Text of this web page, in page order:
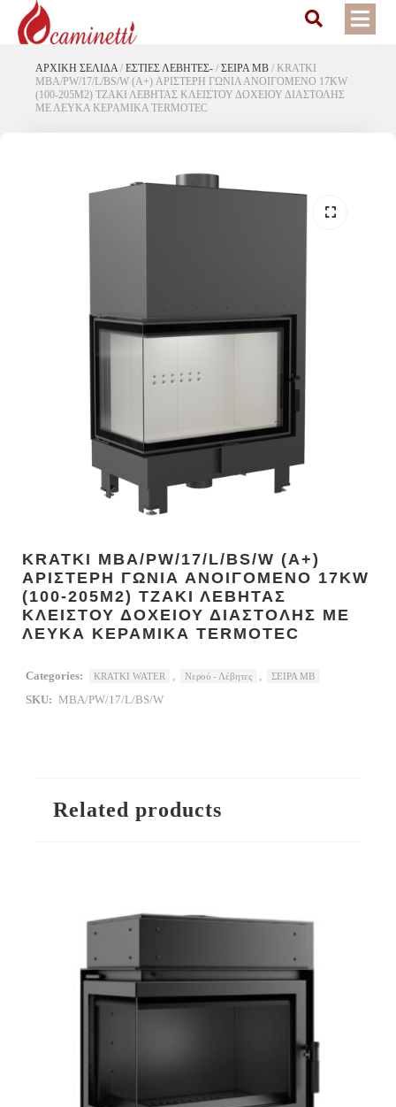
ΑΡΧΙΚΉ ΣΕΛΊΔΑ / ΕΣΤΙΕΣ ΛΕΒΗΤΕΣ- / ΣΕΙΡΑ MB / KRATKI
MBA/PW/17/L/BS/W (A+) ΑΡΙΣΤΕΡΗ ΓΩΝΙΑ ΑΝΟΙΓΟΜΕΝΟ 17KW
(100-205M2) ΤΖΑΚΙ ΛΕΒΗΤΑΣ ΚΛΕΙΣΤΟΥ ΔΟΧΕΙΟΥ ΔΙΑΣΤΟΛΗΣ
ΜΕ ΛΕΥΚΑ ΚΕΡΑΜΙΚΑ TERMOTEC
KRATKI MBA/PW/17/L/BS/W (A+)
ΑΡΙΣΤΕΡΗ ΓΩΝΙΑ ΑΝΟΙΓΟΜΕΝΟ 17KW
(100-205M2) ΤΖΑΚΙ ΛΕΒΗΤΑΣ
ΚΛΕΙΣΤΟΥ ΔΟΧΕΙΟΥ ΔΙΑΣΤΟΛΗΣ ΜΕ
ΛΕΥΚΑ ΚΕΡΑΜΙΚΑ TERMOTEC
Categories: KRATKI WATER , Νερού - Λέβητες , ΣΕΙΡΑ MB
SKU: MBA/PW/17/L/BS/W
Related products